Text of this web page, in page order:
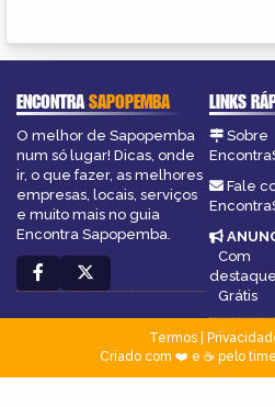
ENCONTRASAPOPEMBA
O melhor de Sapopemba
num só lugar! Dicas, onde
ir, o que fazer, as melhores
empresas, locais, serviços
e muito mais no guia
Encontra Sapopemba.
LINKS
Sobre
Fale
Com
destaque
Grátis
Termos|
Criado com ❤️ e ☕ pelo